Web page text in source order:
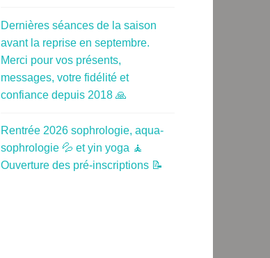
Dernières séances de la saison
avant la reprise en septembre.
Merci pour vos présents,
messages, votre fidélité et
confiance depuis 2018 🙏
Rentrée 2026 sophrologie, aqua-
sophrologie 💦 et yin yoga 🧘
Ouverture des pré-inscriptions 📝